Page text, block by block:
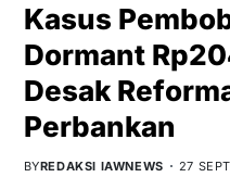
Kasus
Dormant
Desak
Perbankan
BYREDAKSI IAWNEWS 27